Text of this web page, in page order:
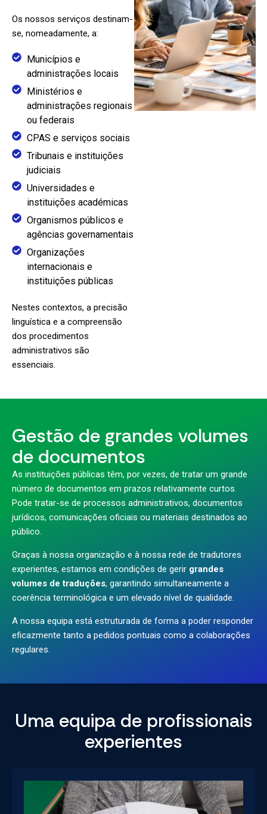
Os nossos serviços destinam-
se, nomeadamente, a:
Municípios e
administrações locais
Ministérios e
administrações regionais
ou federais
CPAS e serviços sociais
Tribunais e instituições
judiciais
Universidades e
instituições académicas
Organismos públicos e
agências governamentais
Organizações
internacionais e
instituições públicas
Nestes contextos, a precisão
linguística e a compreensão
dos procedimentos
administrativos são
essenciais.
Gestão de grandes volumes
de documentos
As instituições públicas têm, por vezes, de tratar um grande
número de documentos em prazos relativamente curtos.
Pode tratar-se de processos administrativos, documentos
jurídicos, comunicações oficiais ou materiais destinados ao
público.
Graças à nossa organização e à nossa rede de tradutores
experientes, estamos em condições de gerir grandes
volumes de traduções, garantindo simultaneamente a
coerência terminológica e um elevado nível de qualidade.
A nossa equipa está estruturada de forma a poder responder
eficazmente tanto a pedidos pontuais como a colaborações
regulares.
Uma equipa de profissionais
experientes